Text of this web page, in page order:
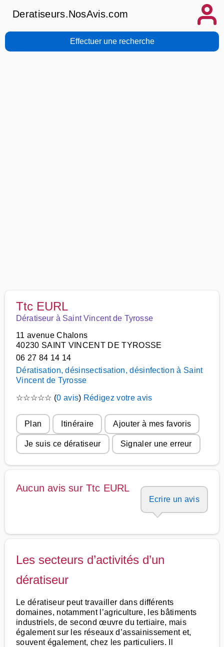
Deratiseurs.NosAvis.com
Effectuer une recherche
Ttc EURL
Dératiseur à Saint Vincent de Tyrosse
11 avenue Chalons
40230 SAINT VINCENT DE TYROSSE
06 27 84 14 14
Dératisation, désinsectisation, désinfection à Saint
Vincent de Tyrosse
☆☆☆☆☆ (0 avis) Rédigez votre avis
Plan Itinéraire Ajouter à mes favoris
Je suis ce dératiseur Signaler une erreur
Aucun avis sur Ttc EURL
Ecrire un avis
Les secteurs d’activités d’un
dératiseur
Le dératiseur peut travailler dans différents
domaines, notamment l’agriculture, les bâtiments
industriels, de second œuvre du tertiaire, mais
également sur les réseaux d’assainissement et,
souvent également, chez les particuliers. Il